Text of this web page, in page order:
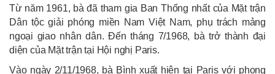
Từ năm 1961, bà đã tham gia Ban Thống nhất của Mặt trận
Dân tộc giải phóng miền Nam Việt Nam, phụ trách mảng
ngoại giao nhân dân. Đến tháng 7/1968, bà trở thành đại
diện của Mặt trận tại Hội nghị Paris.
Vào ngày 2/11/1968, bà Bình xuất hiện tại Paris với phong